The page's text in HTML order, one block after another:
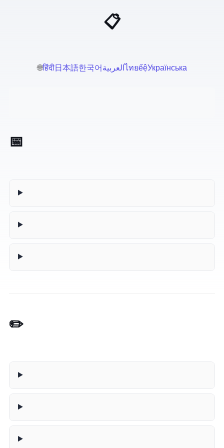
📋 AI Prompts voor Professionals
🌐हिंदी日本語한국어 العربية ไทยTiếng ViệtУкраїнська
📅 Vergaderagenda Generator
✏️ E-mail Herschrijver